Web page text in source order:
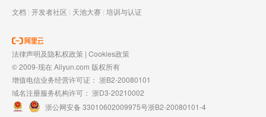
文档 | 开发者社区 | 天池大赛 | 培训与认证
法律声明及隐私权政策 | Cookies政策
© 2009-现在 Aliyun.com 版权所有
增值电信业务经营许可证： 浙B2-20080101
域名注册服务机构许可： 浙D3-20210002
浙公网安备 33010602009975号浙B2-20080101-4